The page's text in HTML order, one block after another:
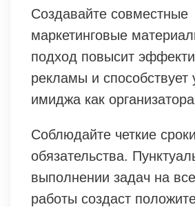
Создавайте совместные
маркетинговые
подход повысит
рекламы и способствует
имиджа как
Соблюдайте четкие
обязательства.
выполнении задач на
работы создаст